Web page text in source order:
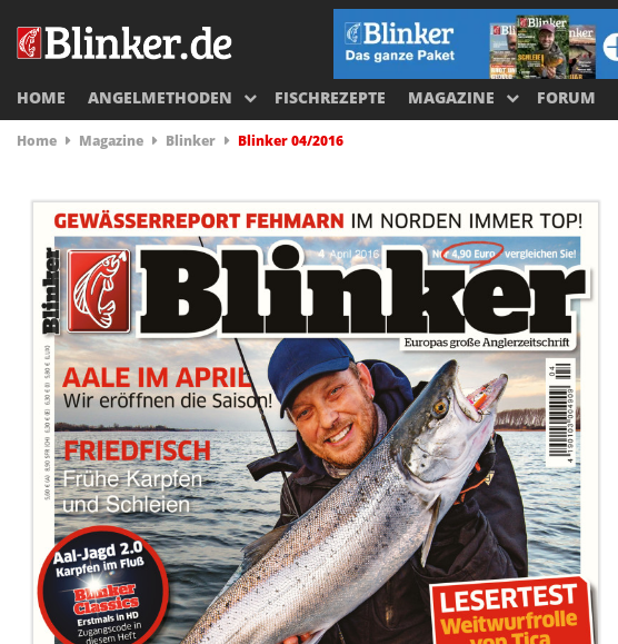
HOME ANGELMETHODEN FISCHREZEPTE MAGAZINE FORUM
Home Magazine Blinker Blinker 04/2016